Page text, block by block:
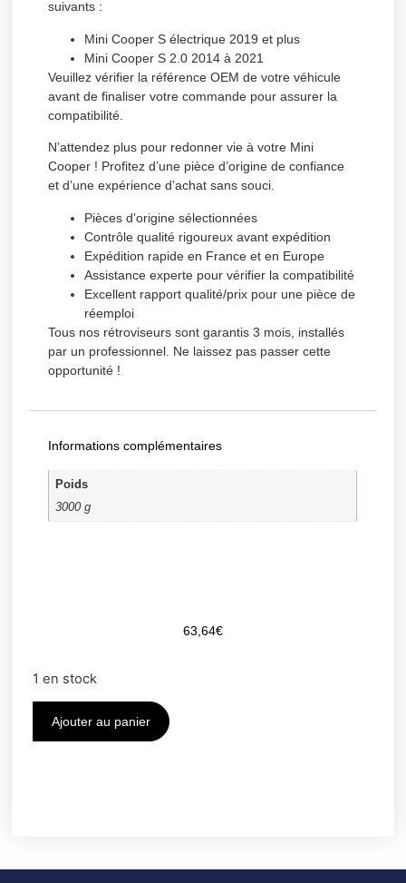
suivants :
Mini Cooper S électrique 2019 et plus
Mini Cooper S 2.0 2014 à 2021
Veuillez vérifier la référence OEM de votre véhicule
avant de finaliser votre commande pour assurer la
compatibilité.
N’attendez plus pour redonner vie à votre Mini
Cooper ! Profitez d’une pièce d’origine de confiance
et d’une expérience d’achat sans souci.
Pièces d’origine sélectionnées
Contrôle qualité rigoureux avant expédition
Expédition rapide en France et en Europe
Assistance experte pour vérifier la compatibilité
Excellent rapport qualité/prix pour une pièce de
réemploi
Tous nos rétroviseurs sont garantis 3 mois, installés
par un professionnel. Ne laissez pas passer cette
opportunité !
Informations complémentaires
Poids
3000 g
63,64€
1 en stock
Ajouter au panier